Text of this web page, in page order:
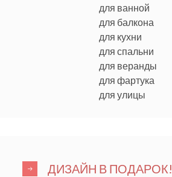
для ванной
для балкона
для кухни
для спальни
для веранды
для фартука
для улицы
ДИЗАЙН В ПОДАРОК!